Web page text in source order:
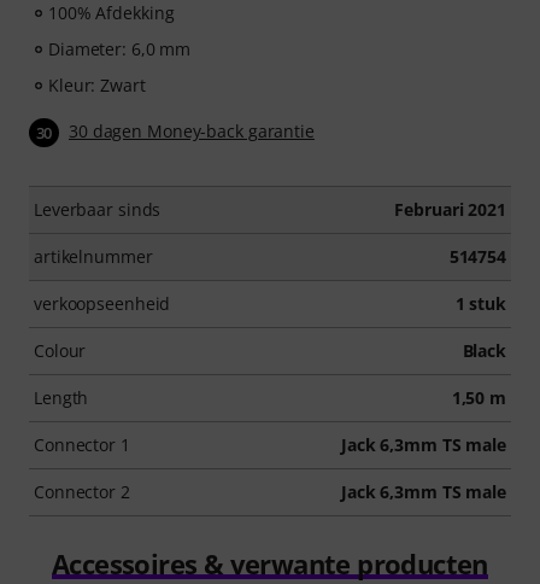
100% Afdekking
Diameter: 6,0 mm
Kleur: Zwart
30 30 dagen Money-back garantie
Leverbaar sinds Februari 2021
artikelnummer 514754
verkoopseenheid 1 stuk
Colour Black
Length 1,50 m
Connector 1 Jack 6,3mm TS male
Connector 2 Jack 6,3mm TS male
Accessoires & verwante producten